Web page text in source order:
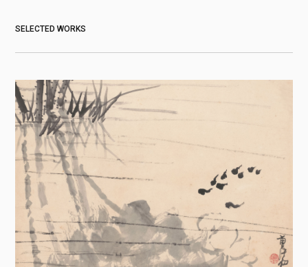
SELECTED WORKS